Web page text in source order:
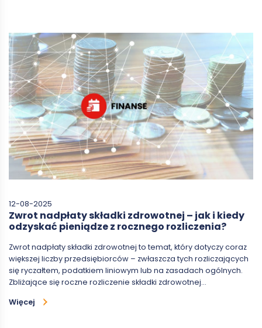
12-08-2025
Zwrot nadpłaty składki zdrowotnej – jak i kiedy
odzyskać pieniądze z rocznego rozliczenia?
Zwrot nadpłaty składki zdrowotnej to temat, który dotyczy coraz
większej liczby przedsiębiorców – zwłaszcza tych rozliczających
się ryczałtem, podatkiem liniowym lub na zasadach ogólnych.
Zbliżające się roczne rozliczenie składki zdrowotnej…
Więcej